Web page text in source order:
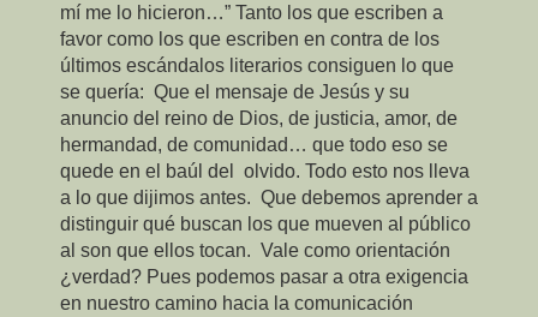
mí me lo hicieron…” Tanto los que escriben a
favor como los que escriben en contra de los
últimos escándalos literarios consiguen lo que
se quería: Que el mensaje de Jesús y su
anuncio del reino de Dios, de justicia, amor, de
hermandad, de comunidad… que todo eso se
quede en el baúl del olvido. Todo esto nos lleva
a lo que dijimos antes. Que debemos aprender a
distinguir qué buscan los que mueven al público
al son que ellos tocan. Vale como orientación
¿verdad? Pues podemos pasar a otra exigencia
en nuestro camino hacia la comunicación